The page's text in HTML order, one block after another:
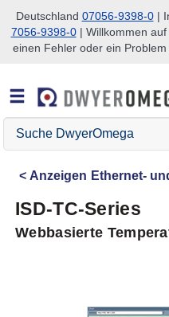
Zum Suchen überspringen
Zum Hauptinhalt überspringen
Zur Navigation überspringen
Deutschland 07056-9398-0|
7056-9398-0| Willkommen auf
einen Fehler oder ein
Suche
DwyerOmega
Anzeigen Ethernet-
ISD-TC-Series
Webbasierte